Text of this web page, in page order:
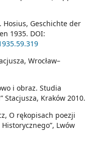
Hosius, Geschichte der
1935. DOI:
Wrocław–
i obraz. Studia
Stacjusza, Kraków 2010.
O rękopisach poezji
Lwów